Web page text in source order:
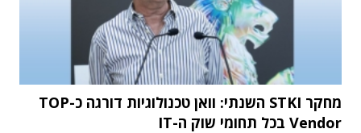
מחקר STKI השנתי: וואן טכנולוגיות דורגה כ-TOP
Vendor בכל תחומי שוק ה-IT